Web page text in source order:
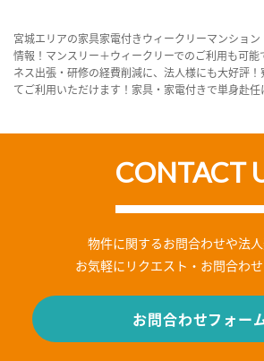
宮城エリアの家具家電付きウィークリーマンショ
情報！マンスリー＋ウィークリーでのご利用も可
ネス出張・研修の経費削減に、法人様にも大好評
てご利用いただけます！家具・家電付きで単身赴任
CONTACT
物件に関するお問合わせや法人
お気軽にリクエスト・お問合わせ
お問合わせフォー